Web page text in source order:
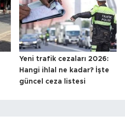
Yeni trafik cezaları 2026:
Hangi ihlal ne kadar? İşte
güncel ceza listesi